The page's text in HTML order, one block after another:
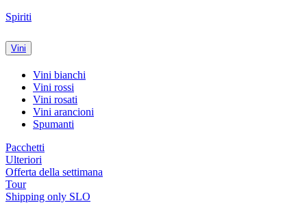
Spiriti
Vini
Vini bianchi
Vini rossi
Vini rosati
Vini arancioni
Spumanti
Pacchetti
Ulteriori
Offerta della settimana
Tour
Shipping only SLO